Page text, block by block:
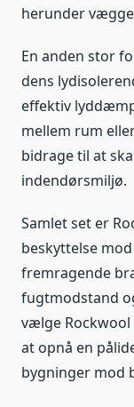
herunder
En anden stor
dens
effektiv
mellem rum
bidrage til at
indendørsmiljø.
Samlet set er
beskyttelse
fremragende
fugtmodstand
vælge
at opnå en
bygninger mod